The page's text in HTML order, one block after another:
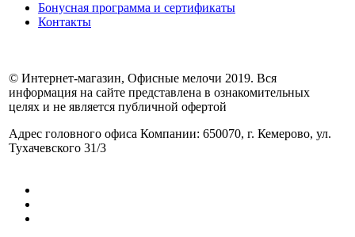
Бонусная программа и сертификаты
Контакты
© Интернет-магазин, Офисные мелочи 2019. Вся
информация на сайте представлена в ознакомительных
целях и не является публичной офертой
Адрес головного офиса Компании: 650070, г. Кемерово, ул.
Тухачевского 31/3